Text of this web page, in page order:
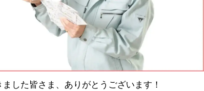
した皆さま、ありがとうございます！